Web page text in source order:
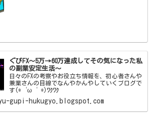
ぐぴFX～5万→60万達成してその気になった私
の副業安定生活～
日々のFXの考察やお役立ち情報を、初心者さんや
兼業さんの目線でなんやかんやしていくブログで
す(*‘ω‘ *)ﾜｸﾜｸ
gupi-hukugyo.blogspot.com